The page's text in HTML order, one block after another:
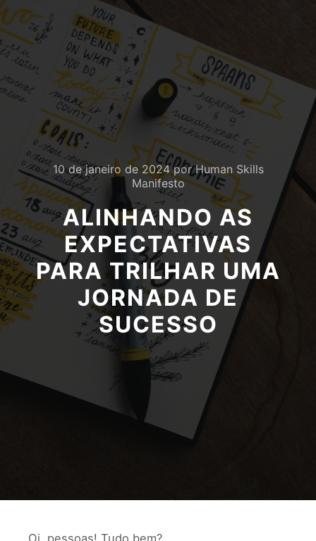
10 de janeiro de 2024porHuman Skills
Manifesto
ALINHANDO AS
EXPECTATIVAS
PARA TRILHAR UMA
JORNADA DE
SUCESSO
Oi, pessoas! Tudo bem?